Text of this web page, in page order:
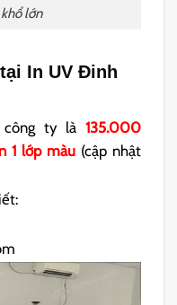
lớn
In UV Đinh
ty là 135.000
1 lớp màu(cập nhật